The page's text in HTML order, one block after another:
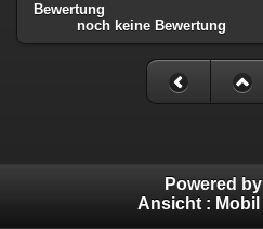
Bewertung
noch keine Bewertung
Powered by
Ansicht : Mobil